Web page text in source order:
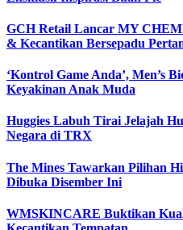
GCH Retail Lancar MY
& Kecantikan Bersepadu
‘Kontrol Game Anda’, Men’s
Keyakinan Anak Muda
Huggies Labuh Tirai Jelajah
Negara di TRX
The Mines Tawarkan Pilihan
Dibuka Disember Ini
WMSKINCARE Buktikan